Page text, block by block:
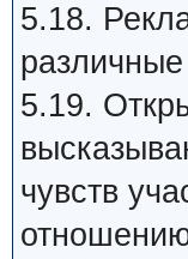
5.18.
5.19.
чувств